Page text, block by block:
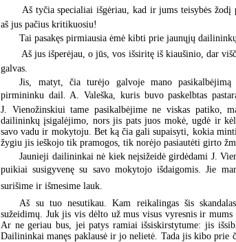
 Aš tyčia specialiai išgėriau, kad ir jums teisybės
aš jus pačius kritikuosiu!
Tai pasakęs pirmiausia ėmė kibti prie jaunųjų
 Aš jus išperėjau, o jūs, vos išsiritę iš kiaušinio, dar
galvas.
Jis, matyt, čia turėjo galvoje mano
pirmininku dail. A. Valeška, kuris buvo paskelbtas
J. Vienožinskiui tame pasikalbėjime ne viskas patiko,
dailininkų įsigalėjimo, nors jis pats juos mokė, ugdė ir
savo vadu ir mokytoju. Bet ką čia gali supaisyti, kokia
žygiu jis ieškojo tik pramogos, tik norėjo pasiautėti girto
Jaunieji dailininkai nė kiek neįsižeidė girdėdami J.
puikiai susigyvenę su savo mokytojo išdaigomis. Jie
surišime ir išmesime lauk.
Aš su tuo nesutikau. Kam reikalingas šis
sužeidimų. Juk jis vis dėlto už mus visus vyresnis ir
Ar ne geriau bus, jei patys ramiai išsiskirstytume: jis
Dailininkai manęs paklausė ir jo nelietė. Tada jis kibo prie